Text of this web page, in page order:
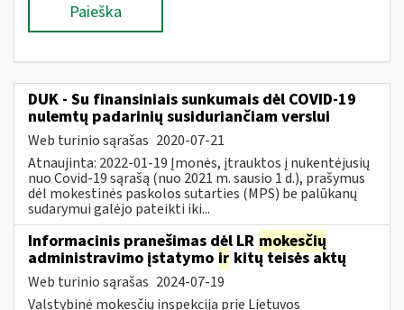
Paieška
DUK - Su finansiniais sunkumais dėl COVID-19
nulemtų padarinių susiduriančiam verslui
Web turinio sąrašas 2020-07-21
Atnaujinta: 2022-01-19 Įmonės, įtrauktos į nukentėjusių
nuo Covid-19 sąrašą (nuo 2021 m. sausio 1 d.), prašymus
dėl mokestinės paskolos sutarties (MPS) be palūkanų
sudarymui galėjo pateikti iki...
Informacinis pranešimas dėl LR mokesčių
administravimo įstatymo ir kitų teisės aktų
Web turinio sąrašas 2024-07-19
Valstybinė mokesčių inspekcija prie Lietuvos